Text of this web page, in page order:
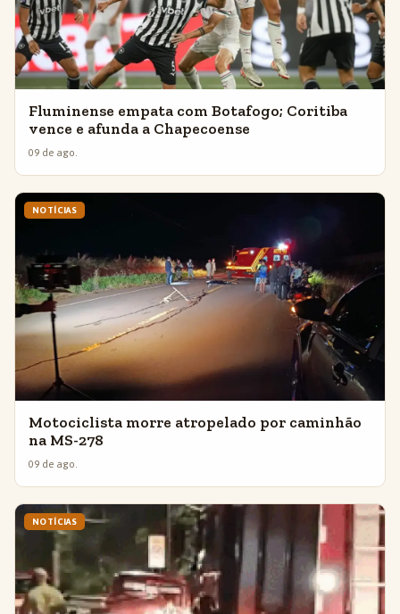
Fluminense empata com Botafogo; Coritiba
vence e afunda a Chapecoense
09 de ago.
NOTÍCIAS
Motociclista morre atropelado por caminhão
na MS-278
09 de ago.
NOTÍCIAS